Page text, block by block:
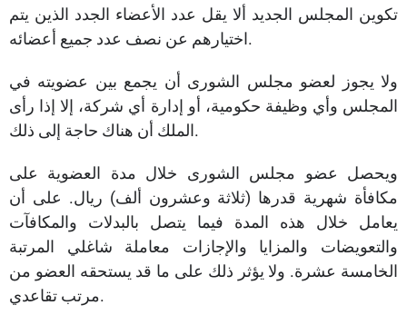
تكوين المجلس الجديد ألا يقل عدد الأعضاء الجدد الذين يتم
اختيارهم عن نصف عدد جميع أعضائه.
ولا يجوز لعضو مجلس الشورى أن يجمع بين عضويته في
المجلس وأي وظيفة حكومية، أو إدارة أي شركة، إلا إذا رأى
الملك أن هناك حاجة إلى ذلك.
ويحصل عضو مجلس الشورى خلال مدة العضوية على
مكافأة شهرية قدرها (ثلاثة وعشرون ألف) ريال. على أن
يعامل خلال هذه المدة فيما يتصل بالبدلات والمكافآت
والتعويضات والمزايا والإجازات معاملة شاغلي المرتبة
الخامسة عشرة. ولا يؤثر ذلك على ما قد يستحقه العضو من
مرتب تقاعدي.